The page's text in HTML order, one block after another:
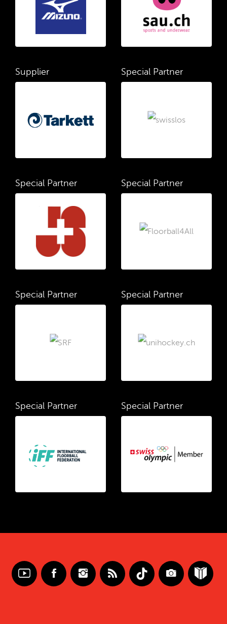
Supplier Special Partner
Special Partner Special Partner
Special Partner Special Partner
Special Partner Special Partner